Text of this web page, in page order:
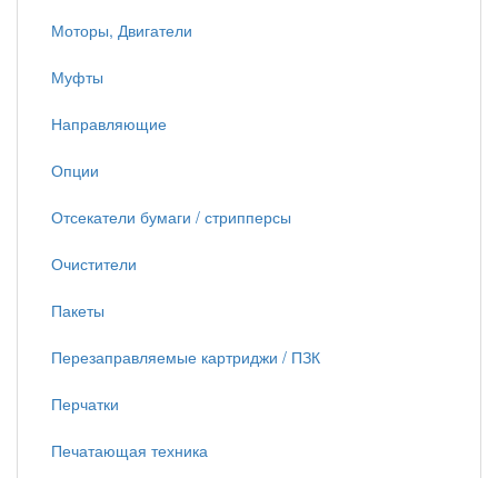
Моторы, Двигатели
Муфты
Направляющие
Опции
Отсекатели бумаги / стрипперсы
Очистители
Пакеты
Перезаправляемые картриджи / ПЗК
Перчатки
Печатающая техника